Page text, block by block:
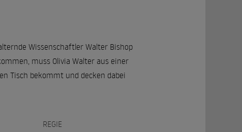
Wissenschaftler Walter Bishop
muss Olivia Walter aus einer
Tisch bekommt und decken dabei
REGIE